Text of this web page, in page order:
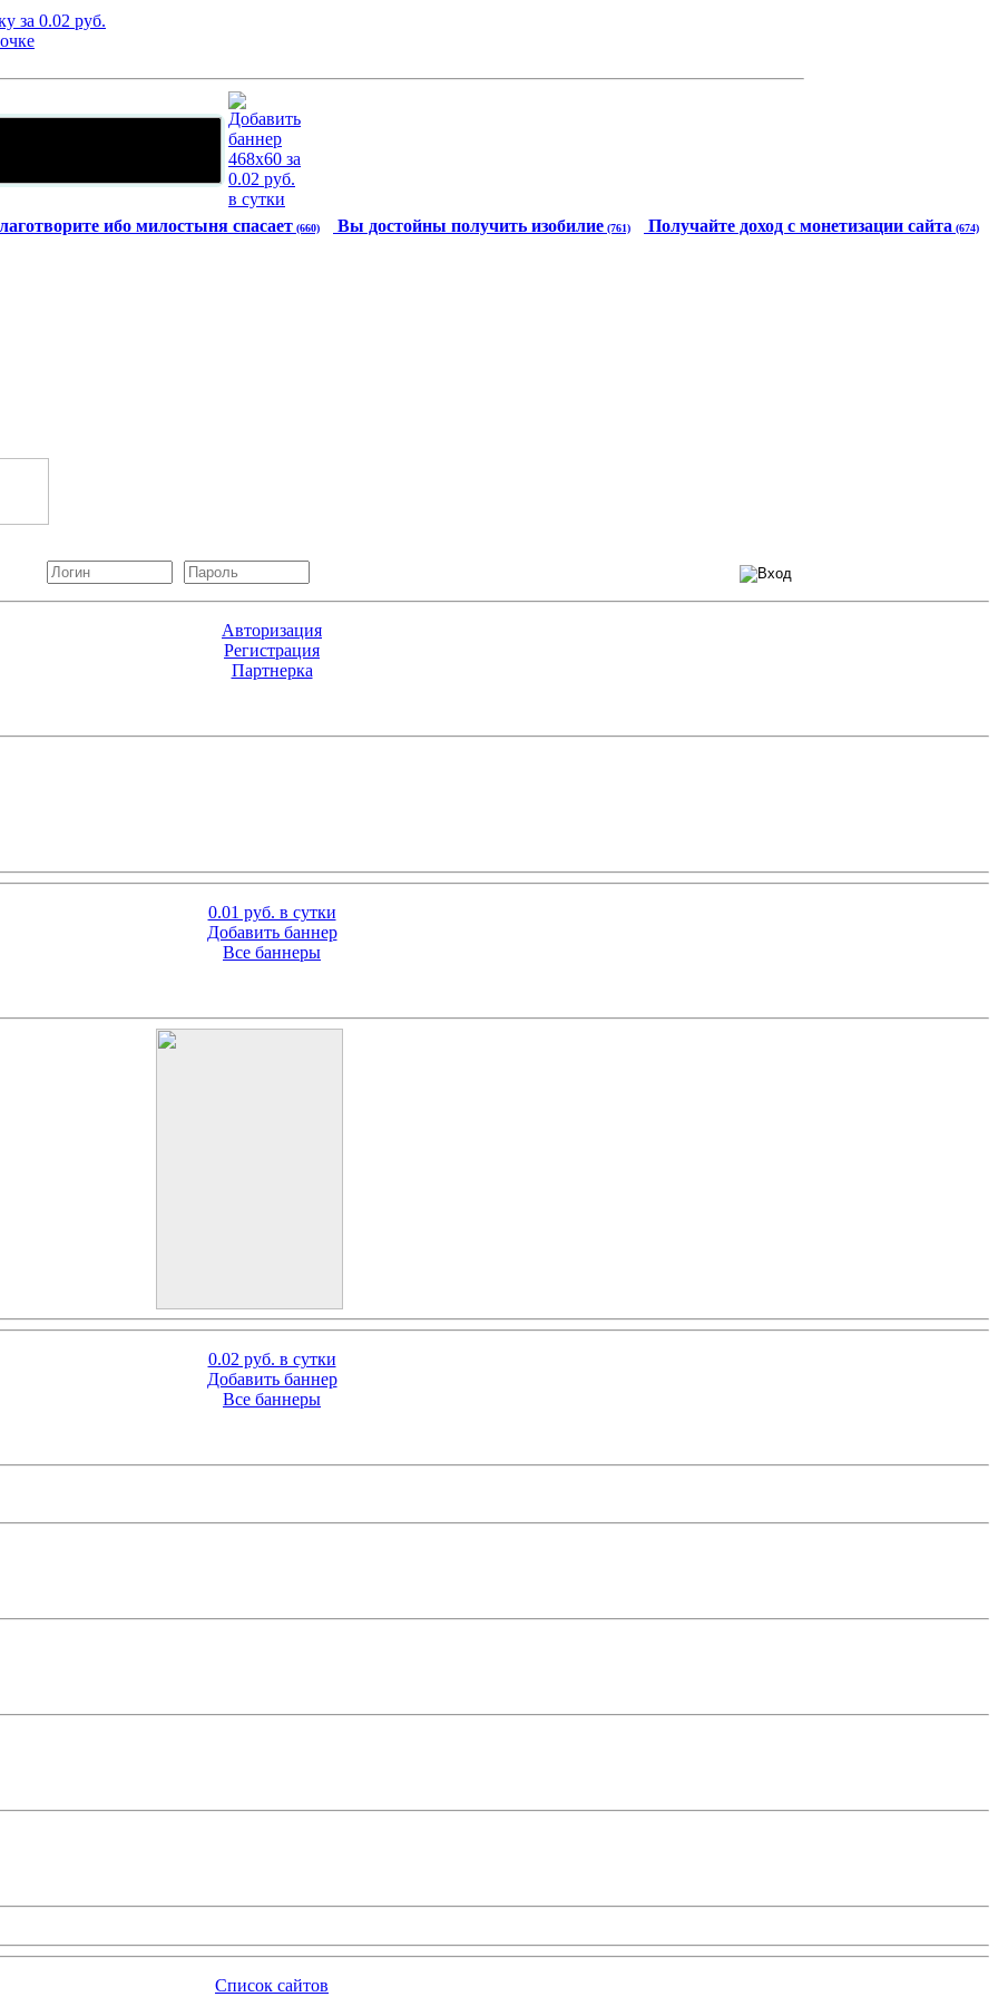
ибо милостыня спасает (660) Вы достойны получить изобилие (761) Получайте доход с монетизации сайта (674)
Авторизация
Регистрация
Партнерка
0.01 руб. в сутки
Добавить баннер
Все баннеры
0.02 руб. в сутки
Добавить баннер
Все баннеры
Список сайтов